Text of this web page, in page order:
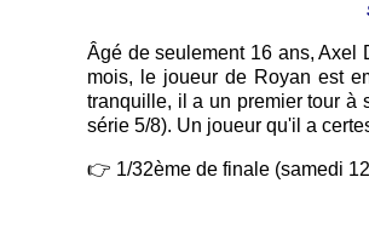
Âgé de seulement 16 ans, Axel
mois, le joueur de Royan est
tranquille, il a un premier tour à
série 5/8). Un joueur qu'il a
👉 1/32ème de finale (samedi